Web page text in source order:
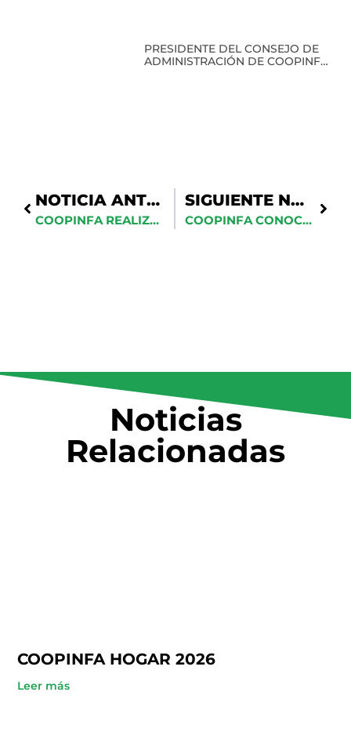
PRESIDENTE DEL CONSEJO DE
ADMINISTRACIÓN DE COOPINFA
NOTICIA ANTERIOR
COOPINFA REALIZA SEGUNDA REUNIÓN CONJUNTA DE LOS ÓRGANOS DE ADMINISTRACIÓN Y CONTROL
SIGUIENTE NOTICIA
COOPINFA CONOCE PROPUESTAS DE PLANES FUNERARIOS
Noticias
Relacionadas
COOPINFA HOGAR 2026
Leer más